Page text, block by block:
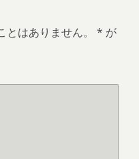
はありません。 * が